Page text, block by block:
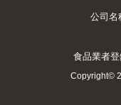
公司名
食品業者
Copyright©